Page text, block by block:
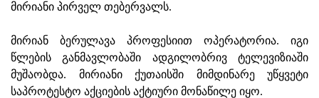
მირიანი პირველ თებერვალს.
მირიან ბერულავა პროფესიით ოპერატორია. იგი
წლების განმავლობაში ადგილობრივ ტელევიზიაში
მუშაობდა. მირიანი ქუთაისში მიმდინარე უწყვეტი
საპროტესტო აქციების აქტიური მონაწილე იყო.